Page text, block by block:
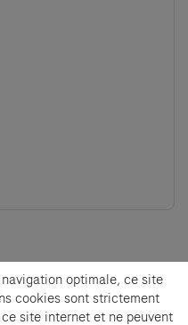
optimale, ce site
cookies sont strictement
site internet et ne peuvent